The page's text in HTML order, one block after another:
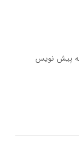
پیش نویس